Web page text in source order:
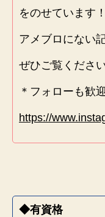
をのせています！
アメブロにない
ぜひご覧ください
＊フォローも歓
https://
◆有資格